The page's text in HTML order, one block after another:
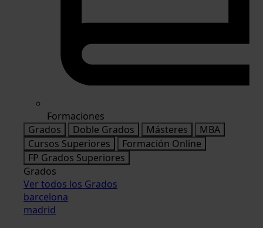
Formaciones
Grados
Doble Grados Másteres
MBA
Cursos Superiores
Formación Online
FP Grados Superiores
Grados
Ver todos los Grados
barcelona
madrid